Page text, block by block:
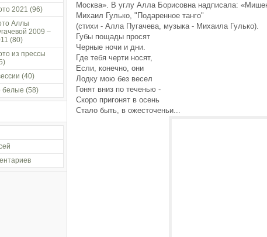
Москва». В углу Алла Борисовна надписала:
Михаил Гулько, "Подаренное танго"
(стихи - Алла Пугачева, музыка - Михаила Гулько).
Губы пощады просят
Черные ночи и дни.
Где тебя черти носят,
Если, конечно, они
Лодку мою без весел
Гонят вниз по теченью -
Скоро пригонят в осень
Стало быть, в ожесточеньи...
2021 (96)
Аллы
2009 –
(80)
из прессы
(40)
белые (58)